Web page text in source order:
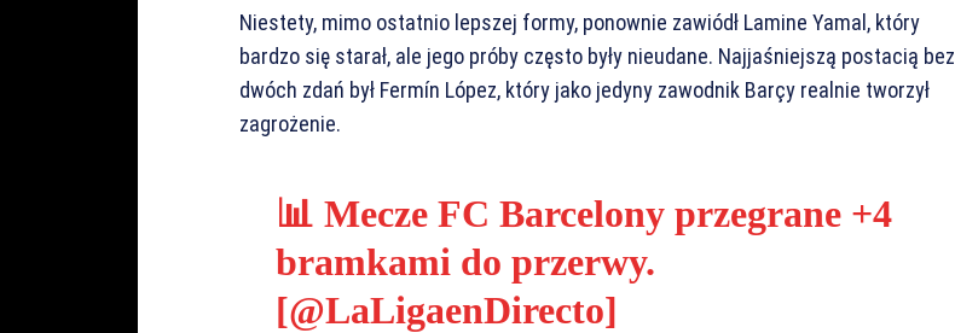
Niestety, mimo ostatnio lepszej formy, ponownie zawiódł Lamine Yamal, który
bardzo się starał, ale jego próby często były nieudane. Najjaśniejszą postacią bez
dwóch zdań był Fermín López, który jako jedyny zawodnik Barçy realnie tworzył
zagrożenie.
📊 Mecze FC Barcelony przegrane +4
bramkami do przerwy.
[@LaLigaenDirecto]